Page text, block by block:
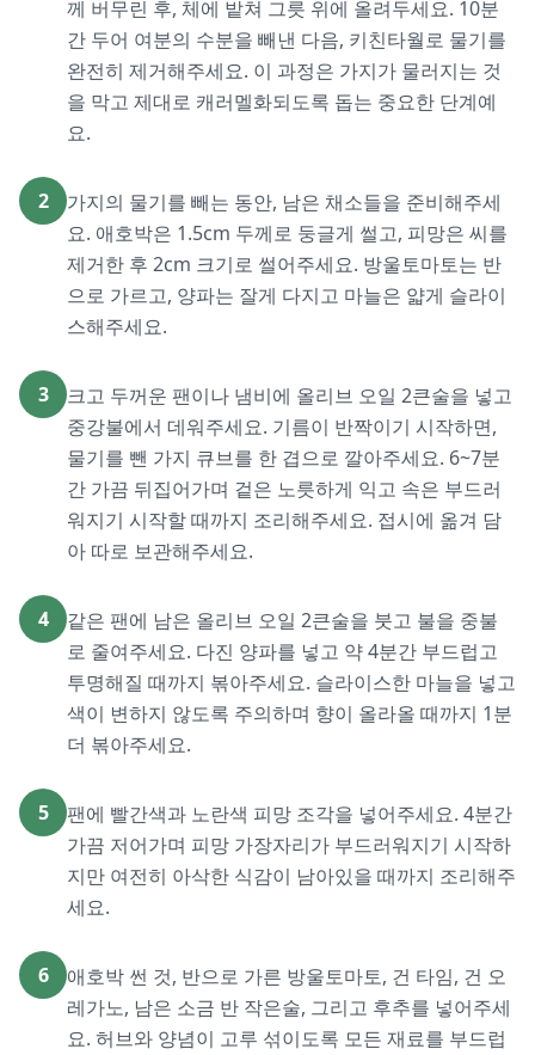
께 버무린 후, 체에 밭쳐 그릇 위에 올려두세요. 10분
간 두어 여분의 수분을 빼낸 다음, 키친타월로 물기를
완전히 제거해주세요. 이 과정은 가지가 물러지는 것
을 막고 제대로 캐러멜화되도록 돕는 중요한 단계예
요.
2
가지의 물기를 빼는 동안, 남은 채소들을 준비해주세
요. 애호박은 1.5cm 두께로 둥글게 썰고, 피망은 씨를
제거한 후 2cm 크기로 썰어주세요. 방울토마토는 반
으로 가르고, 양파는 잘게 다지고 마늘은 얇게 슬라이
스해주세요.
3
크고 두꺼운 팬이나 냄비에 올리브 오일 2큰술을 넣고
중강불에서 데워주세요. 기름이 반짝이기 시작하면,
물기를 뺀 가지 큐브를 한 겹으로 깔아주세요. 6~7분
간 가끔 뒤집어가며 겉은 노릇하게 익고 속은 부드러
워지기 시작할 때까지 조리해주세요. 접시에 옮겨 담
아 따로 보관해주세요.
4
같은 팬에 남은 올리브 오일 2큰술을 붓고 불을 중불
로 줄여주세요. 다진 양파를 넣고 약 4분간 부드럽고
투명해질 때까지 볶아주세요. 슬라이스한 마늘을 넣고
색이 변하지 않도록 주의하며 향이 올라올 때까지 1분
더 볶아주세요.
5
팬에 빨간색과 노란색 피망 조각을 넣어주세요. 4분간
가끔 저어가며 피망 가장자리가 부드러워지기 시작하
지만 여전히 아삭한 식감이 남아있을 때까지 조리해주
세요.
6
애호박 썬 것, 반으로 가른 방울토마토, 건 타임, 건 오
레가노, 남은 소금 반 작은술, 그리고 후추를 넣어주세
요. 허브와 양념이 고루 섞이도록 모든 재료를 부드럽